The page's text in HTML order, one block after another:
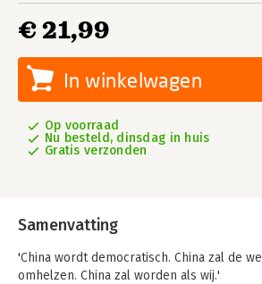
€ 21,99
In winkelwagen
Op voorraad
Nu besteld, dinsdag in huis
Gratis verzonden
Samenvatting
'China wordt democratisch. China zal de
omhelzen. China zal worden als wij.'